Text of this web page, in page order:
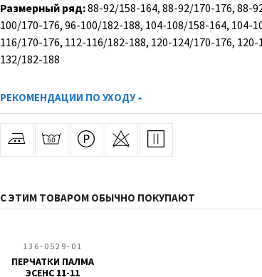
Размерный ряд:88-92/158-164, 88-92/170-176, 88-
100/170-176, 96-100/182-188, 104-108/158-164, 104-
116/170-176, 112-116/182-188, 120-124/170-176,
132/182-188
РЕКОМЕНДАЦИИ ПО УХОДУ
С ЭТИМ ТОВАРОМ ОБЫЧНО ПОКУПАЮТ
136-0529-01
ПЕРЧАТКИ ПАЛМА
ЭСЕНС 11-11